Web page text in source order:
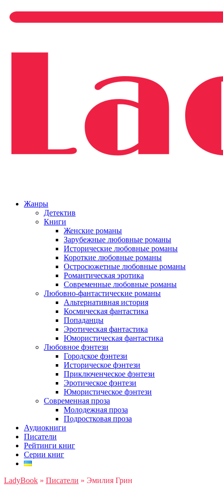
Жанры
Детектив
Книги
Женские романы
Зарубежные любовные романы
Исторические любовные романы
Короткие любовные романы
Остросюжетные любовные романы
Романтическая эротика
Современные любовные романы
Любовно-фантастические романы
Альтернативная история
Космическая фантастика
Попаданцы
Эротическая фантастика
Юмористическая фантастика
Любовное фэнтези
Городское фэнтези
Историческое фэнтези
Приключенческое фэнтези
Эротическое фэнтези
Юмористическое фэнтези
Современная проза
Молодежная проза
Подростковая проза
Аудиокниги
Писатели
Рейтинги книг
Серии книг
LadyBook » Писатели » Эмилия Грин